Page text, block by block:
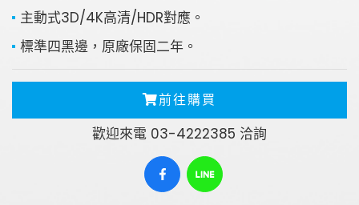
主動式3D/4K高清/HDR對應。
標準四黑邊，原廠保固二年。
前往購買
歡迎來電 03-4222385 洽詢